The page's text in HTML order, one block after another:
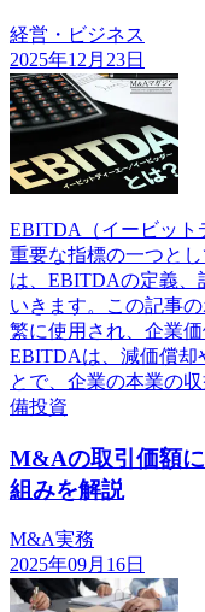
経営・ビジネス
2025年12月23日
EBITDA（イービット
重要な指標の一つと
は、EBITDAの定義、
いきます。この記事
繁に使用され、企業
EBITDAは、減価償却
とで、企業の本業の
備投資
M&Aの取引価額
組みを解説
M&A実務
2025年09月16日